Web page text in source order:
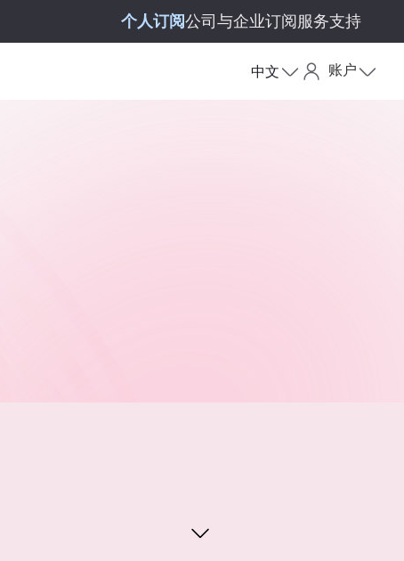
个人订阅公司与企业订阅服务支持
中文 账户